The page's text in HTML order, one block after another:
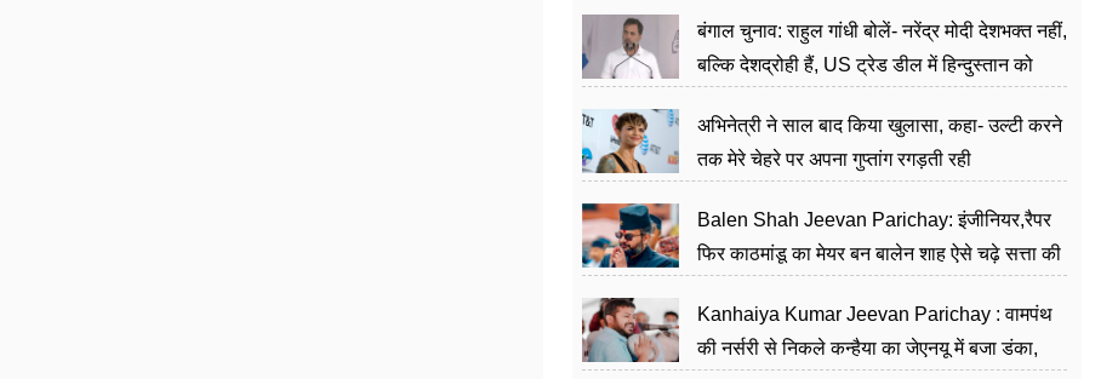
बंगाल चुनाव: राहुल गांधी बोलें- नरेंद्र मोदी देशभक्त नहीं,
बल्कि देशद्रोही हैं, US ट्रेड डील में हिन्दुस्तान को
अभिनेत्री ने साल बाद किया खुलासा, कहा- उल्टी करने
तक मेरे चेहरे पर अपना गुप्तांग रगड़ती रही
Balen Shah Jeevan Parichay: इंजीनियर,रैपर
फिर काठमांडू का मेयर बन बालेन शाह ऐसे चढ़े सत्ता की
Kanhaiya Kumar Jeevan Parichay : वामपंथ
की नर्सरी से निकले कन्हैया का जेएनयू में बजा डंका,